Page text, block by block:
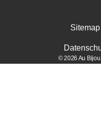
Sitemap
© 2026 Au